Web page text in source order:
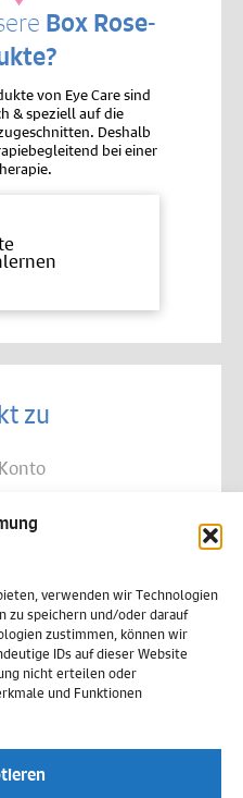
verwenden wir Technologien
zu speichern und/oder darauf
zustimmen, können wir
IDs auf dieser Website
nicht erteilen oder
und Funktionen
Box Rose-
von Eye Care sind
& speziell auf die
Deshalb
bei einer
zu
Lieferung
(EU)